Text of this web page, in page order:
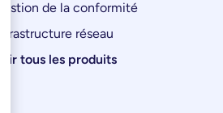
Gestion de la conformité
Infrastructure réseau
Voir tous les produits